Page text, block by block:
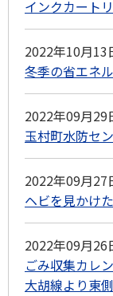
インクカート
2022年10月13
冬季の省エネ
2022年09月29
玉村町水防セ
2022年09月27
ヘビを見かけ
2022年09月26
ごみ収集カレ
大胡線より東